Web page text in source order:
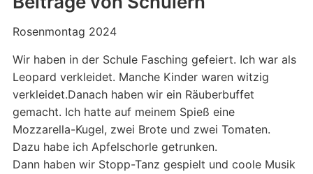
Rosenmontag 2024
Wir haben in der Schule Fasching gefeiert. Ich war als
Leopard verkleidet. Manche Kinder waren witzig
verkleidet.Danach haben wir ein Räuberbuffet
gemacht. Ich hatte auf meinem Spieß eine
Mozzarella-Kugel, zwei Brote und zwei Tomaten.
Dazu habe ich Apfelschorle getrunken.
Dann haben wir Stopp-Tanz gespielt und coole Musik